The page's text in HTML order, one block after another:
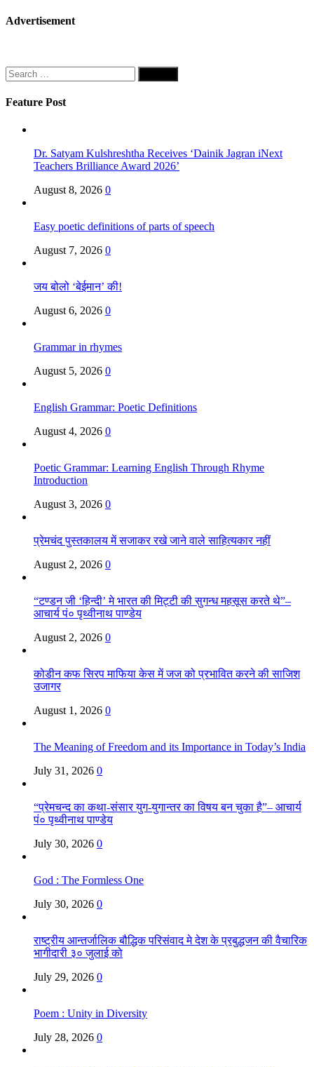
Advertisement
Search
for:
Feature Post
Dr. Satyam Kulshreshtha Receives ‘Dainik Jagran iNext
Teachers Brilliance Award 2026’
August 8, 2026 0
Easy poetic definitions of parts of speech
August 7, 2026 0
जय बोलो ‘बेईमान’ की!
August 6, 2026 0
Grammar in rhymes
August 5, 2026 0
English Grammar: Poetic Definitions
August 4, 2026 0
Poetic Grammar: Learning English Through Rhyme
Introduction
August 3, 2026 0
प्रेमचंद पुस्तकालय में सजाकर रखे जाने वाले साहित्यकार नहीं
August 2, 2026 0
“टण्डन जी ‘हिन्दी’ मे भारत की मिट्टी की सुगन्ध महसूस करते थे”–
आचार्य पं० पृथ्वीनाथ पाण्डेय
August 2, 2026 0
कोडीन कफ सिरप माफिया केस में जज को प्रभावित करने की साजिश
उजागर
August 1, 2026 0
The Meaning of Freedom and its Importance in Today’s India
July 31, 2026 0
“प्रेमचन्द का कथा-संसार युग-युगान्तर का विषय बन चुका है”– आचार्य
पं० पृथ्वीनाथ पाण्डेय
July 30, 2026 0
God : The Formless One
July 30, 2026 0
राष्ट्रीय आन्तर्जालिक बौद्धिक परिसंवाद मे देश के प्रबुद्धजन की वैचारिक
भागीदारी ३० जुलाई को
July 29, 2026 0
Poem : Unity in Diversity
July 28, 2026 0